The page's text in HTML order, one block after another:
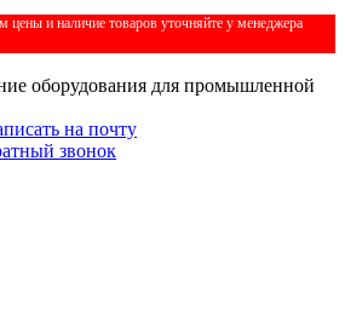
цены и наличие товаров уточняйте у менеджера
оборудования для промышленной
на почту
звонок